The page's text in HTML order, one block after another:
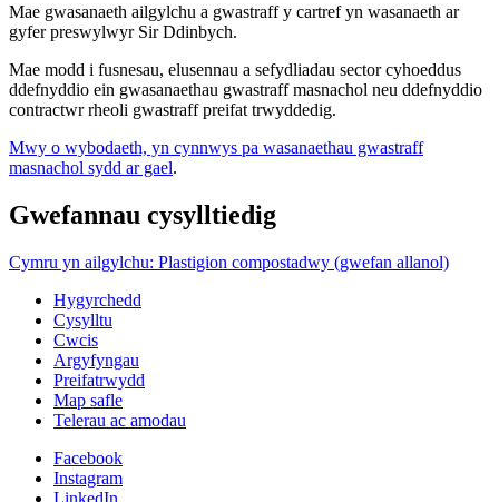
Mae gwasanaeth ailgylchu a gwastraff y cartref yn wasanaeth ar
gyfer preswylwyr Sir Ddinbych.
Mae modd i fusnesau, elusennau a sefydliadau sector cyhoeddus
ddefnyddio ein gwasanaethau gwastraff masnachol neu ddefnyddio
contractwr rheoli gwastraff preifat trwyddedig.
Mwy o wybodaeth, yn cynnwys pa wasanaethau gwastraff
masnachol sydd ar gael.
Gwefannau cysylltiedig
Cymru yn ailgylchu: Plastigion compostadwy (gwefan allanol)
Hygyrchedd
Cysylltu
Cwcis
Argyfyngau
Preifatrwydd
Map safle
Telerau ac amodau
Facebook
Instagram
LinkedIn